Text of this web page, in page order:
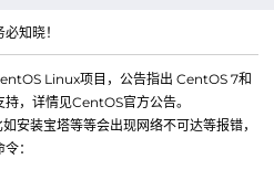
知晓！
Linux项目，公告指出 CentOS 7和
，详情见CentOS官方公告。
安装宝塔等等会出现网络不可达等报错，
：